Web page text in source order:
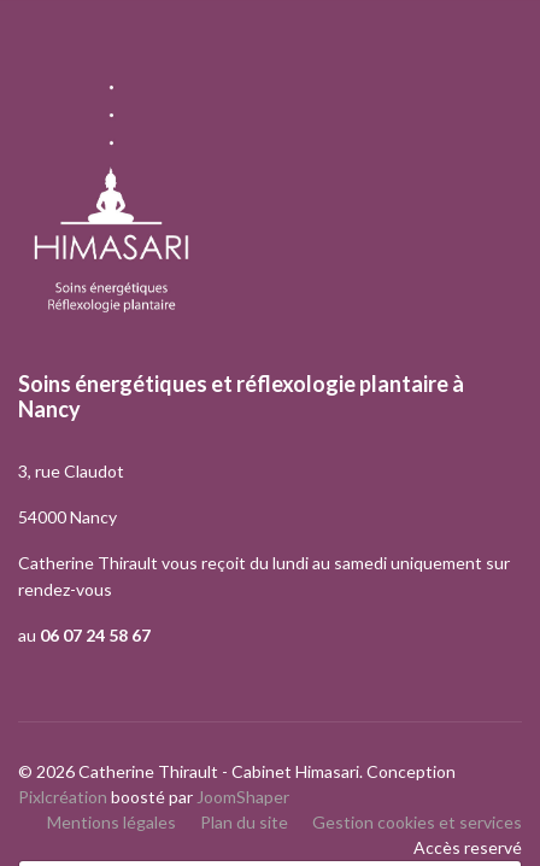
Soins énergétiques et réflexologie plantaire à
Nancy
3, rue Claudot
54000 Nancy
Catherine Thirault vous reçoit du lundi au samedi uniquement sur
rendez-vous
au 06 07 24 58 67
© 2026 Catherine Thirault - Cabinet Himasari. Conception
Pixlcréation boosté parJoomShaper
Mentions légales
Plan du site
Gestion cookies et services
Accès reservé